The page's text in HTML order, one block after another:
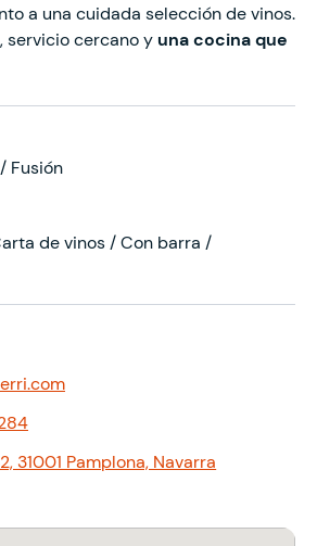
a una cuidada selección de vinos.
servicio cercano yuna cocina que
Fusión
de vinos / Con barra /
31001 Pamplona, Navarra